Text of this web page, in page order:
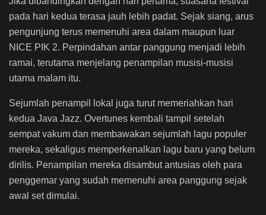
pada hari kedua terasa jauh lebih padat. Sejak siang, arus
pengunjung terus memenuhi area dalam maupun luar
NICE PIK 2. Perpindahan antar panggung menjadi lebih
ramai, terutama menjelang penampilan musisi-musisi
utama malam itu.
Sejumlah penampil lokal juga turut memeriahkan hari
kedua Java Jazz. Overtunes kembali tampil setelah
sempat vakum dan membawakan sejumlah lagu populer
mereka, sekaligus memperkenalkan lagu baru yang belum
dirilis. Penampilan mereka disambut antusias oleh para
penggemar yang sudah memenuhi area panggung sejak
awal set dimulai.